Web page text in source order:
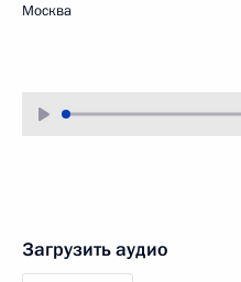
Москва
Загрузить аудио